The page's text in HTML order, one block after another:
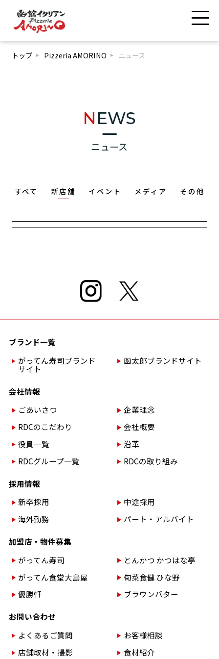
トップ Pizzeria AMORINO ニュース
NEWS
ニュース
すべて 新店舗 イベント メディア その他
ブランド一覧
がってん寿司ブランド
サイト
函太郎ブランドサイト
会社情報
ごあいさつ
企業理念
RDCのこだわり
会社概要
役員一覧
沿革
RDCグループ一覧
RDCの取り組み
採用情報
新卒採用
中途採用
海外勤務
パート・アルバイト
加盟店・物件募集
がってん寿司
とんかつ かつはな亭
がってん食堂大島屋
旬菜食健 ひな野
優勝軒
ブラウンバター
お問い合わせ
よくあるご質問
お客様相談
店舗取材・撮影
食材紹介